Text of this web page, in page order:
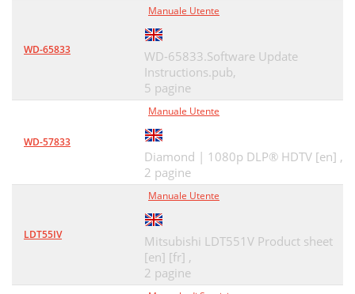
WD-65833
Manuale Utente
WD-65833.Software Update
Instructions.pub,
5 pagine
WD-57833
Manuale Utente
Diamond | 1080p DLP® HDTV [en] ,
2 pagine
LDT55IV
Manuale Utente
Mitsubishi LDT551V Product sheet
[en] [fr] ,
2 pagine